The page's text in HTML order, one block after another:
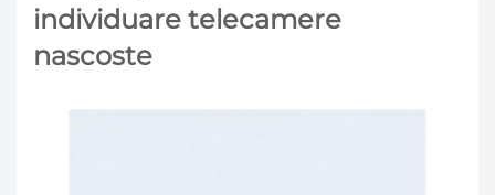
individuare telecamere
nascoste